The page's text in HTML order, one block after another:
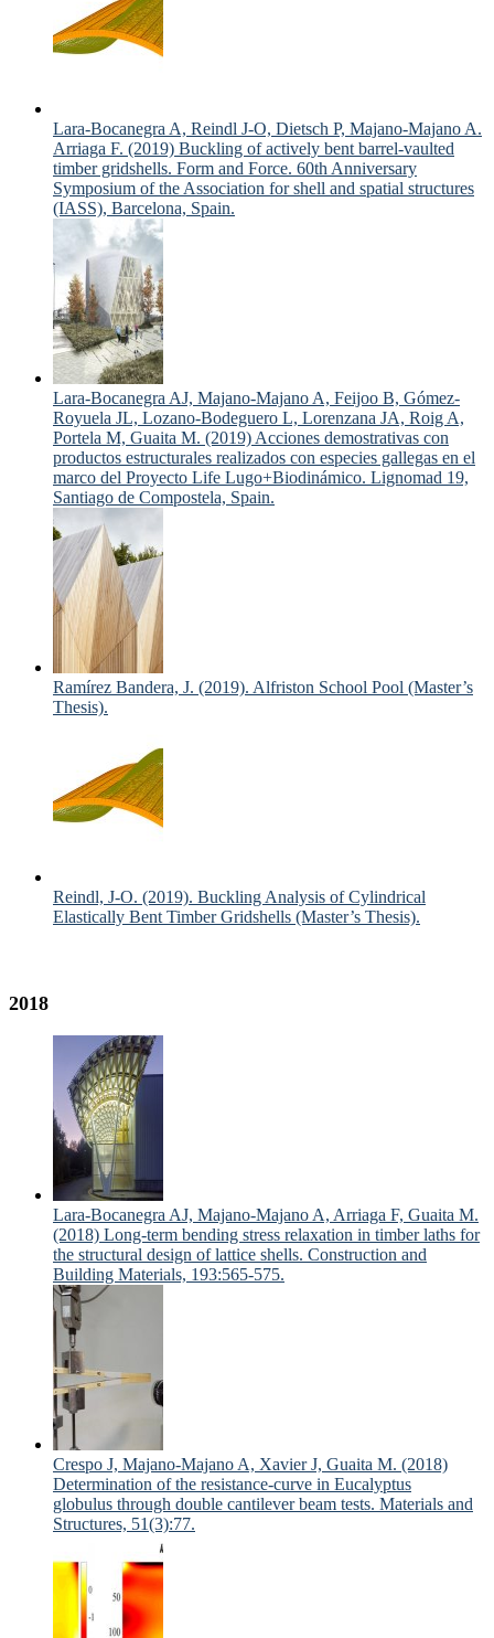
Lara-Bocanegra A, Reindl J-O, Dietsch P, Majano-Majano A.
Arriaga F. (2019) Buckling of actively bent barrel-vaulted
timber gridshells. Form and Force. 60th Anniversary
Symposium of the Association for shell and spatial structures
(IASS), Barcelona, Spain.
Lara-Bocanegra AJ, Majano-Majano A, Feijoo B, Gómez-
Royuela JL, Lozano-Bodeguero L, Lorenzana JA, Roig A,
Portela M, Guaita M. (2019) Acciones demostrativas con
productos estructurales realizados con especies gallegas en el
marco del Proyecto Life Lugo+Biodinámico. Lignomad 19,
Santiago de Compostela, Spain.
Ramírez Bandera, J. (2019). Alfriston School Pool (Master’s
Thesis).
Reindl, J-O. (2019). Buckling Analysis of Cylindrical
Elastically Bent Timber Gridshells (Master’s Thesis).
2018
Lara-Bocanegra AJ, Majano-Majano A, Arriaga F, Guaita M.
(2018) Long-term bending stress relaxation in timber laths for
the structural design of lattice shells. Construction and
Building Materials, 193:565-575.
Crespo J, Majano-Majano A, Xavier J, Guaita M. (2018)
Determination of the resistance-curve in Eucalyptus
globulus through double cantilever beam tests. Materials and
Structures, 51(3):77.